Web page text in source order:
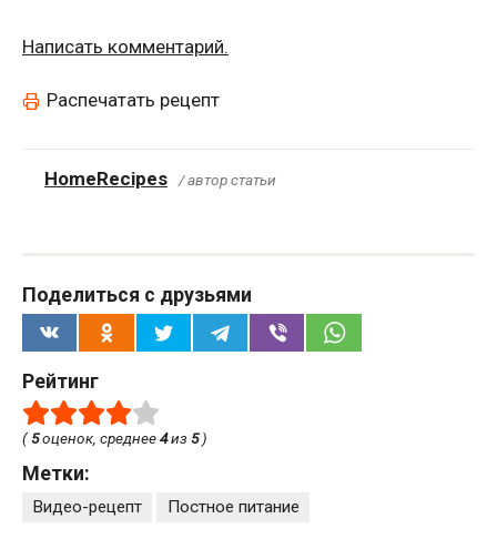
Написать комментарий.
Распечатать рецепт
HomeRecipes / автор статьи
Поделиться с друзьями
Рейтинг
(5оценок, среднее4из 5)
Метки:
Видео-рецепт Постное питание